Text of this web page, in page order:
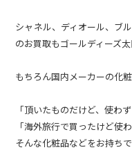
シャネル、ディオール、ブ
のお買取もゴールディーズ
もちろん国内メーカーの化
「頂いたものだけど、使わ
「海外旅行で買ったけど使
そんな化粧品などをお持ち